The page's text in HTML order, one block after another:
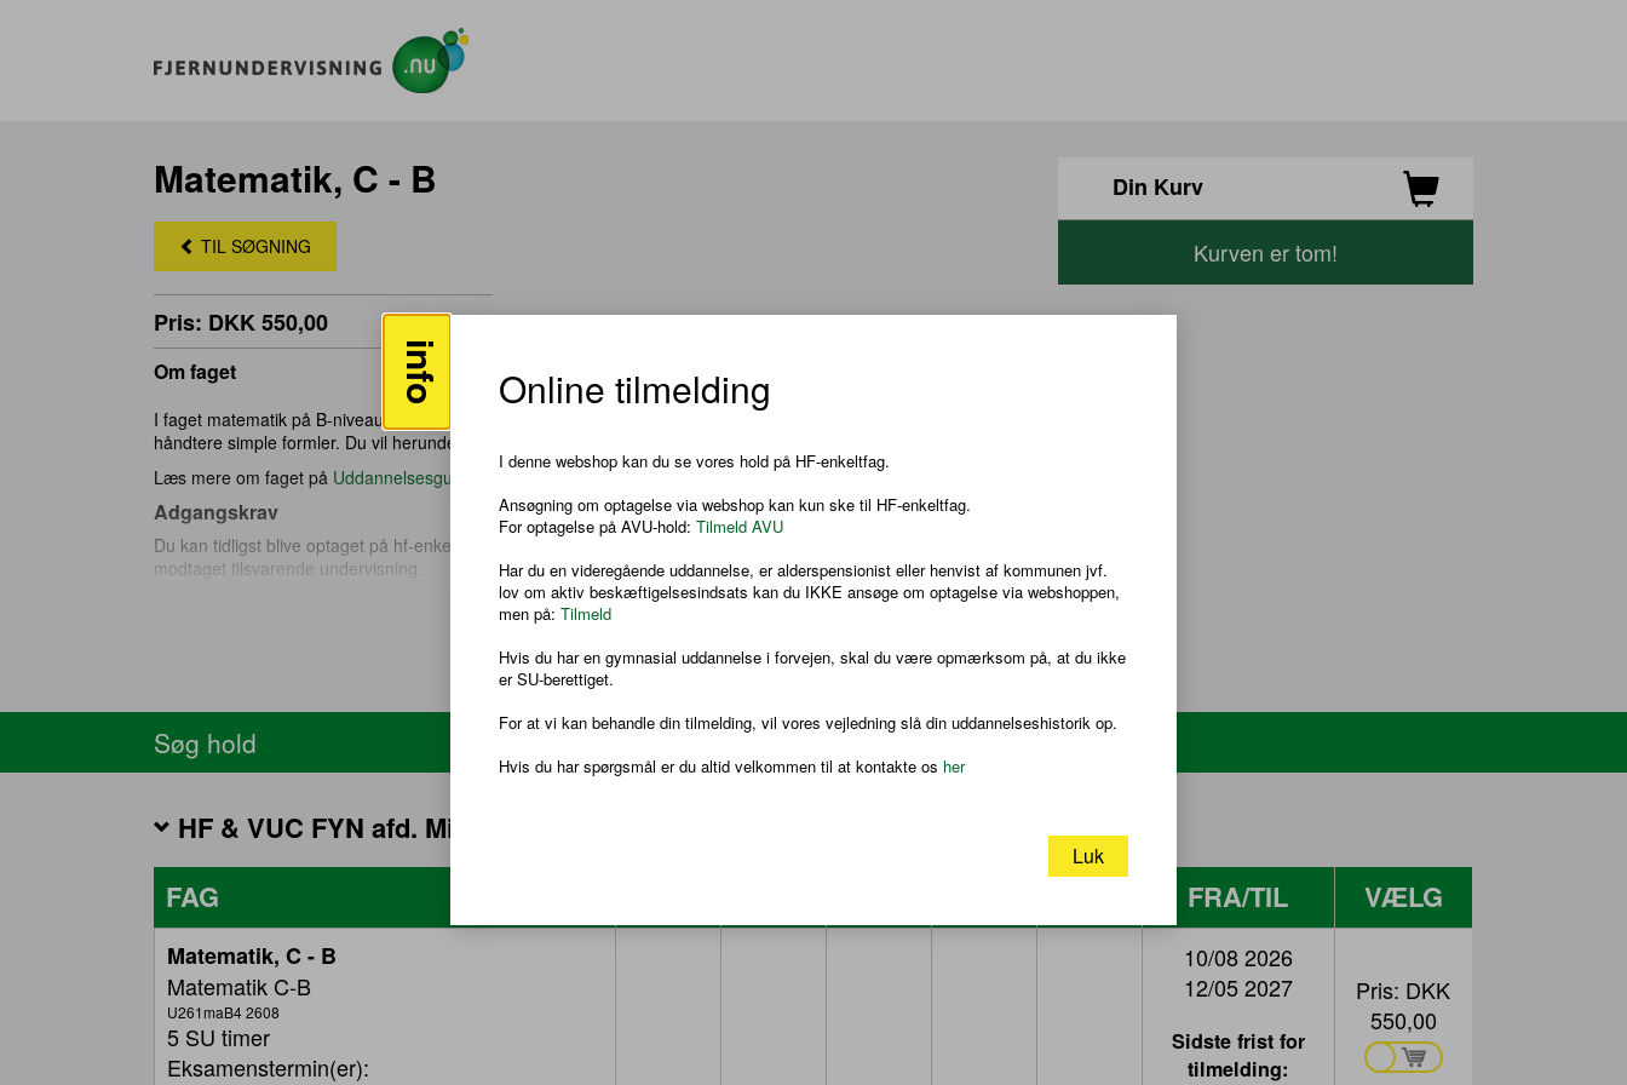
Matematik, C - B
TIL SØGNING
Pris: DKK 550,00
Om faget
I faget matematik på B-niveau vil du lære at gennemføre simple matematiske ræssonementer og beviser og at at
håndtere simple formler. Du vil herunder få indblik i og lære at forstå og bruge matematikkens symbolsprog.
Læs mere om faget på Uddannelsesguiden
Adgangskrav
Du kan tidligst blive optaget på hf-enkeltfag et år efter, at du har afsluttet folkeskolens 9. eller 10. klasse eller har
modtaget tilsvarende undervisning.
Du kan altså ikke blive optaget, hvis du kommer direkte fra 10. klasse, hvad enten 10. klasse er taget på en
For at blive optaget på udvalgte fag, skal du normalt have fulgt undervisning i faget på det nærmeste
underliggende niveau - eller have tilsvarende faglige kvalifikationer.
LÆS MERE
Din Kurv
Kurven er tom!
Søg hold
HF & VUC FYN afd. Midt
viser
hold
for
en
specifik
skole.
FAG FRA/TIL VÆLG
Matematik, C - B
Matematik C-B
U261maB4 2608
5 SU timer
Eksamenstermin(er):
10/08 2026
12/05 2027
Sidste frist for
tilmelding:
Pris: DKK
550,00
info Online tilmelding
I denne webshop kan du se vores hold på HF-enkeltfag.
Ansøgning om optagelse via webshop kan kun ske til HF-enkeltfag.
For optagelse på AVU-hold: Tilmeld AVU
Har du en videregående uddannelse, er alderspensionist eller henvist af kommunen jvf.
lov om aktiv beskæftigelsesindsats kan du IKKE ansøge om optagelse via webshoppen,
men på: Tilmeld
Hvis du har en gymnasial uddannelse i forvejen, skal du være opmærksom på, at du ikke
er SU-berettiget.
For at vi kan behandle din tilmelding, vil vores vejledning slå din uddannelseshistorik op.
Hvis du har spørgsmål er du altid velkommen til at kontakte os her
Luk